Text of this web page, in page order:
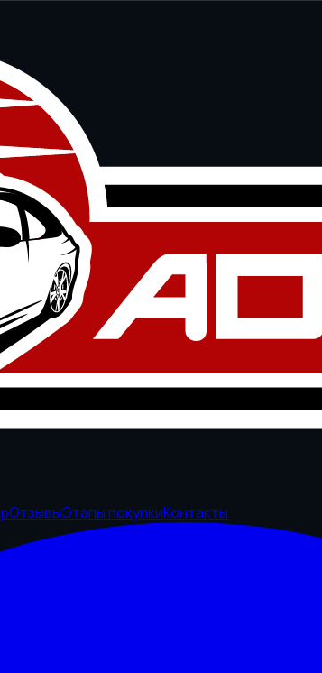
ОтзывыЭтапы покупкиКонтакты